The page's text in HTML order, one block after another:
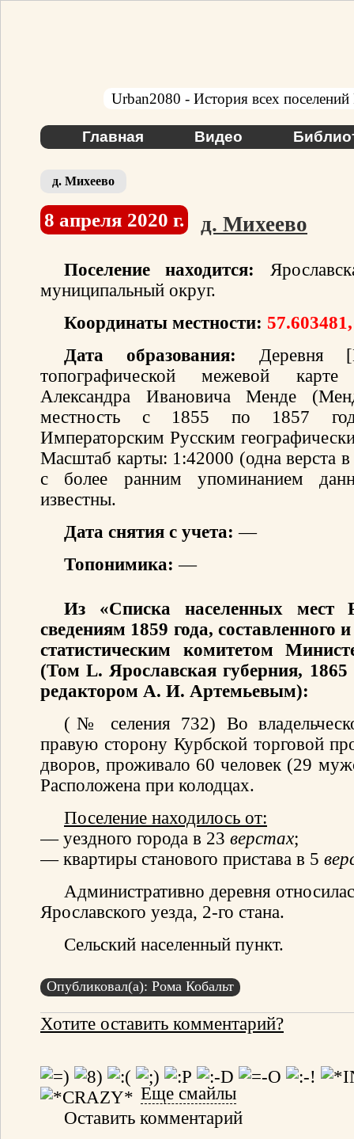
Urban2080 - История всех поселений
Главная Видео
д. Михеево
8 апреля 2020 г. д. Михеево
Поселение находится:
муниципальный округ.
Координаты местности:
Дата образования: Деревня
топографической межевой карте
Александра Ивановича Менде
местность с 1855 по 1857
Императорским Русским
Масштаб карты: 1:42000 (одна верста
с более ранним упоминанием
известны.
Дата снятия с учета: —
Топонимика: —
Из «Списка населенных мест
сведениям 1859 года,
статистическим комитетом
(Том L. Ярославская губерния,
редактором А. И. Артемьевым):
(№ селения 732) Во
правую сторону Курбской торговой
дворов, проживало 60 человек (29
Расположена при колодцах.
Поселение находилось от:
— уездного города в 23 верстах;
— квартиры станового пристава в 5
Административно деревня
Ярославского уезда, 2-го стана.
Сельский населенный пункт.
Опубликовал(а): Рома Кобальт
Хотите оставить комментарий?
Еще смайлы
Оставить комментарий